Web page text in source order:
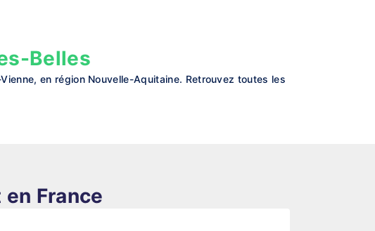
Belles
en région Nouvelle-Aquitaine. Retrouvez toutes les
France